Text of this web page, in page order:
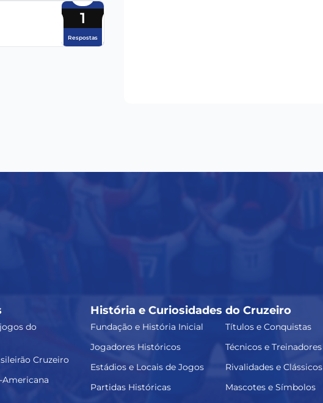
1
Respostas
do
Cruzeiro
Americana
História e Curiosidades do Cruzeiro
Fundação e História Inicial
Títulos e Conquistas
Jogadores Históricos
Técnicos e Treinadores
Estádios e Locais de Jogos
Rivalidades e Clássicos
Partidas Históricas
Mascotes e Símbolos